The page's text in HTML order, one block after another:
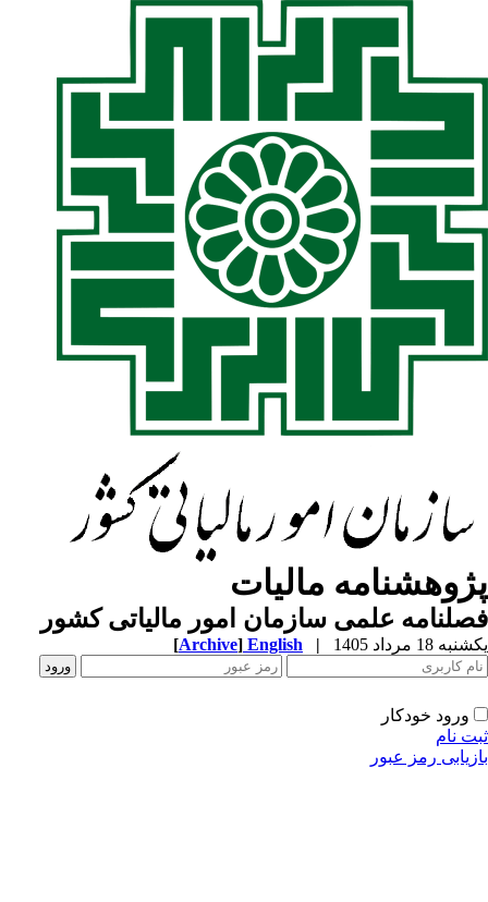
مالیات
علمی سازمان امور مالیاتی کشور
18 مرداد 1405 |
English
[Archive]
ورود خودکار
نام
رمز عبور